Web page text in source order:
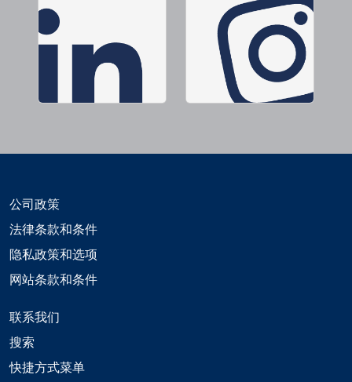
公司政策
法律条款和条件
隐私政策和选项
网站条款和条件
联系我们
搜索
快捷方式菜单